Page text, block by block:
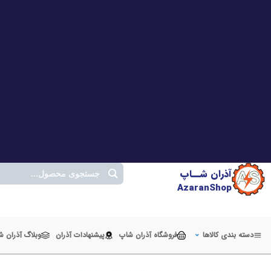
آذران شــاپ
AzaranShop
دسته بندی کالاها فروشگاه آذران شاپ پیشنهادات آذران وبلاگ آذران